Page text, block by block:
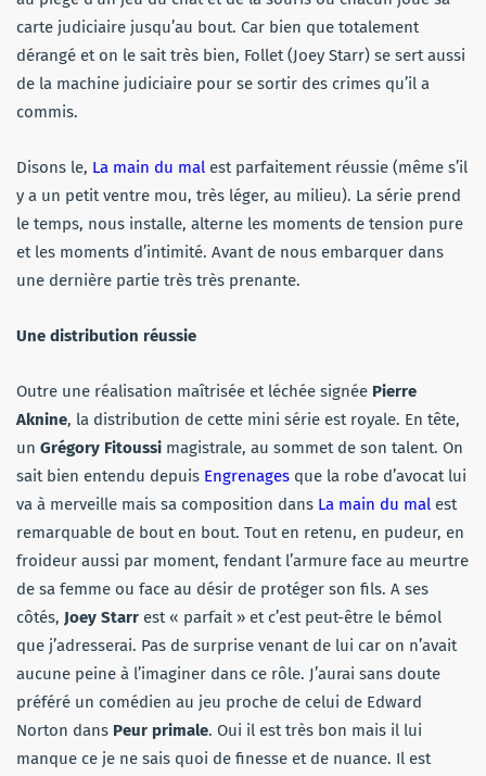
carte judiciaire jusqu’au bout. Car bien que totalement
dérangé et on le sait très bien, Follet (Joey Starr) se sert aussi
de la machine judiciaire pour se sortir des crimes qu’il a
commis.
Disons le, La main du mal est parfaitement réussie (même s’il
y a un petit ventre mou, très léger, au milieu). La série prend
le temps, nous installe, alterne les moments de tension pure
et les moments d’intimité. Avant de nous embarquer dans
une dernière partie très très prenante.
Une distribution réussie
Outre une réalisation maîtrisée et léchée signée Pierre
Aknine, la distribution de cette mini série est royale. En tête,
un Grégory Fitoussi magistrale, au sommet de son talent. On
sait bien entendu depuis Engrenages que la robe d’avocat lui
va à merveille mais sa composition dans La main du mal est
remarquable de bout en bout. Tout en retenu, en pudeur, en
froideur aussi par moment, fendant l’armure face au meurtre
de sa femme ou face au désir de protéger son fils. A ses
côtés, Joey Starr est « parfait » et c’est peut-être le bémol
que j’adresserai. Pas de surprise venant de lui car on n’avait
aucune peine à l’imaginer dans ce rôle. J’aurai sans doute
préféré un comédien au jeu proche de celui de Edward
Norton dans Peur primale. Oui il est très bon mais il lui
manque ce je ne sais quoi de finesse et de nuance. Il est